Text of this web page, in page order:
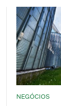
NEGÓCIOS